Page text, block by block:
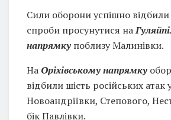
Сили оборони успішно
спроби просунутися на
напрямку поблизу Малинівки.
На Оріхівському напрямку
відбили шість російських атак
Новоандріївки, Степового,
бік Павлівки.